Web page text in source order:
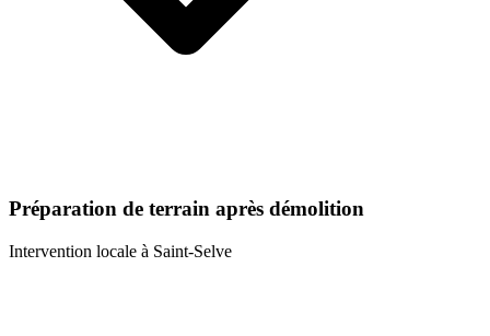
Préparation de terrain après démolition
Intervention locale à Saint-Selve